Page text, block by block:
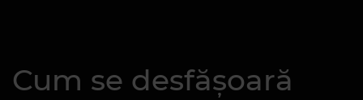
Cum se desfășoară